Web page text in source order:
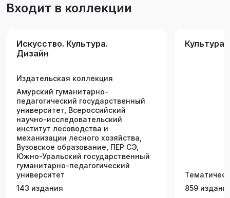
Входит в коллекции
Искусство. Культура.
Дизайн
Издательская коллекция
Амурский гуманитарно-
педагогический государственный
университет, Всероссийский
научно-исследовательский
институт лесоводства и
механизации лесного хозяйства,
Вузовское образование, ПЕР СЭ,
Южно-Уральский государственный
гуманитарно-педагогический
университет
143 издания
Культура.
859